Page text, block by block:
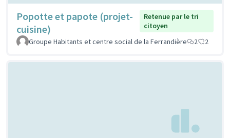
Popotte et papote (projet-
cuisine)
Retenue par le tri
citoyen
Groupe Habitants et centre social de la Ferrandière
2 2